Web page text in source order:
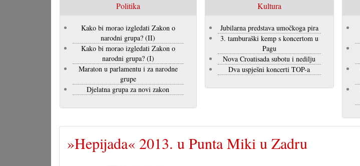
Politika
Kako bi morao izgledati Zakon o
narodni grupa? (II)
Kako bi morao izgledati Zakon o
narodni grupa? (I)
Maraton u parlamentu i za narodne
grupe
Djelatna grupa za novi zakon
Kultura
Jubilarna predstava umočkoga pira
3. tamburaški kemp s koncertom u
Pagu
Nova Croatisada subotu i nedilju
Dva uspješni koncerti TOP-a
»Hepijada« 2013. u Punta Miki u Zadru